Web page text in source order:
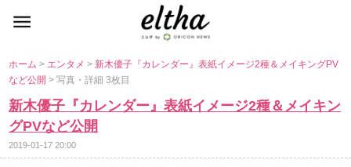
ホーム> エンタメ> 新木優子『カレンダー』表紙イメージ2種＆メイキングPV
など公開> 写真・詳細 3枚目
新木優子『カレンダー』表紙イメージ2種＆メイキン
グPVなど公開
2019-01-17 20:00